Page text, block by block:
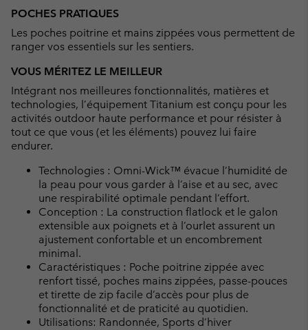
POCHES PRATIQUES
Les poches poitrine et mains zippées vous permettent de
ranger vos essentiels sur les sentiers.
VOUS MÉRITEZ LE MEILLEUR
Intégrant nos meilleures fonctionnalités, matières et
technologies, l’équipement Titanium est conçu pour les
activités outdoor haute performance et pour résister à
tout ce que vous (et les éléments) pouvez lui faire
endurer.
Technologies : Omni-Wick™ évacue l’humidité de
la peau pour vous garder à l’aise et au sec, avec
une respirabilité optimale pendant l’effort.
Conception : La construction flatlock et le galon
extensible aux poignets et à l’ourlet assurent un
ajustement confortable et un encombrement
minimal.
Caractéristiques : Poche poitrine zippée avec
renfort tissé, poches mains zippées, passe-pouces
et tirette de zip facile d’accès pour plus de
fonctionnalité et de praticité au quotidien.
Utilisations: Randonnée, Sports d’hiver